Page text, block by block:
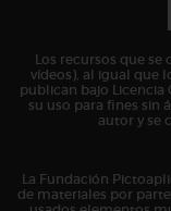
Los recursos que
vídeos), al igual que
publican bajo Licencia
su uso para fines sin
autor y se
La Fundación
de materiales por